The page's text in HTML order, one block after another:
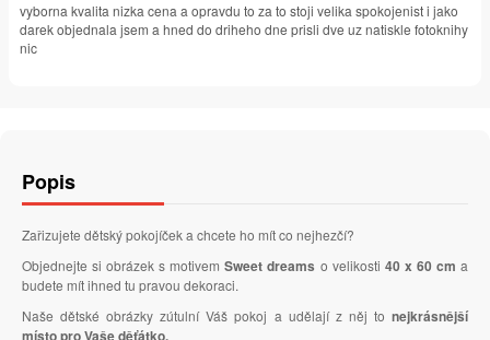
vyborna kvalita nizka cena a opravdu to za to stoji velika spokojenist i jako
darek objednala jsem a hned do driheho dne prisli dve uz natiskle fotoknihy
nic
Popis
Zařizujete dětský pokojíček a chcete ho mít co nejhezčí?
Objednejte si obrázek s motivemSweet dreams o velikosti 40 x 60 cm a
budete mít ihned tu pravou dekoraci.
Naše dětské obrázky zútulní Váš pokoj a udělají z něj to nejkrásnější
místo pro Vaše děťátko.